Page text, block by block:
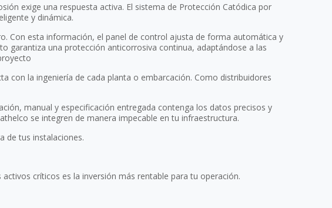
exige una respuesta activa. El sistema de Protección Catódica por
y dinámica.
Con esta información, el panel de control ajusta de forma automática y
garantiza una protección anticorrosiva continua, adaptándose a las
con la ingeniería de cada planta o embarcación. Como distribuidores
manual y especificación entregada contenga los datos precisos y
se integren de manera impecable en tu infraestructura.
de tus instalaciones.
críticos es la inversión más rentable para tu operación.